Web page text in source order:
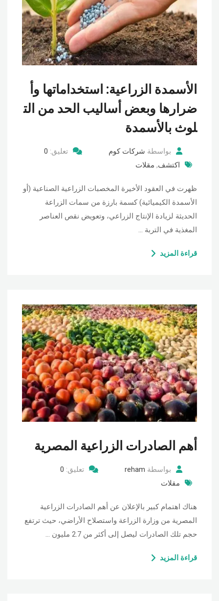
الأسمدة الزراعية: استخداماتها وأ
ضرارها وبعض أساليب الحد من الت
لوث بالأسمدة
بواسطة شركات كوم تعليق: 0
اكتشف, مقلات
ظهرت في العقود الأخيرة المخصبات الزراعية الصناعية (أو
الأسمدة الكيميائية) كسمة بارزة من سمات الزراعة
الحديثة لزيادة الإنتاج الزراعي، وتعويض نقص العناصر
المغذية في التربة …
قراءة المزيد
أهم الصادرات الزراعية المصرية
بواسطة reham تعليق: 0
مقلات
هناك اهتمام كبير بالإعلان عن أهم الصادرات الزراعية
المصرية من وزارة الزراعة واستصلاح الأراضي، حيث ترتفع
حجم تلك الصادرات ليصل إلى أكثر من 2.7 مليون …
قراءة المزيد